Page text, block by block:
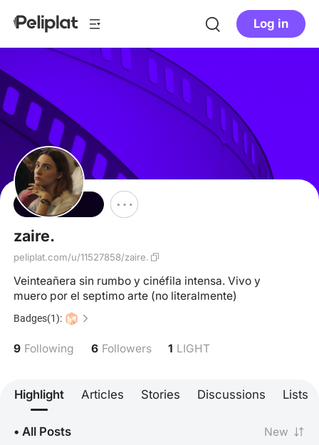
Log in
Follow
zaire.
peliplat.com/u/11527858/zaire.
Veinteañera sin rumbo y cinéfila intensa. Vivo y
muero por el septimo arte (no literalmente)
Badges(1):
9 Following 6 Followers 1 LIGHT
Highlight Articles Stories Discussions Lists
• All Posts New